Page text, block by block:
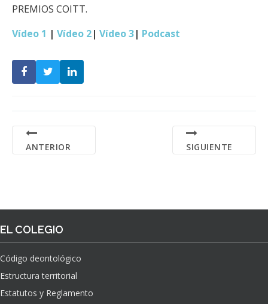
PREMIOS COITT.
Vídeo 1 | Vídeo 2| Vídeo 3| Podcast
ANTERIOR SIGUIENTE
EL COLEGIO
Código deontológico
Estructura territorial
Estatutos y Reglamento